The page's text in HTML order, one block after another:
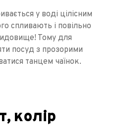
у воді цілісним
спливають і повільно
Тому для
посуд з прозорими
танцем чаїнок.
колір